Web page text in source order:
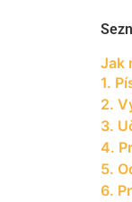
Jak
1.
2.
3.
4.
5.
6.